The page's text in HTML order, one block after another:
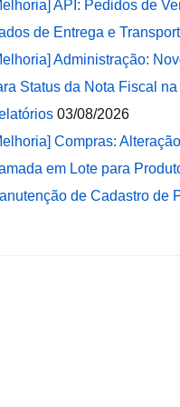
API: Pedidos de
de Entrega e
Administração:
Status da Nota Fiscal
03/08/2026
Compras:
em Lote para
de Cadastro de